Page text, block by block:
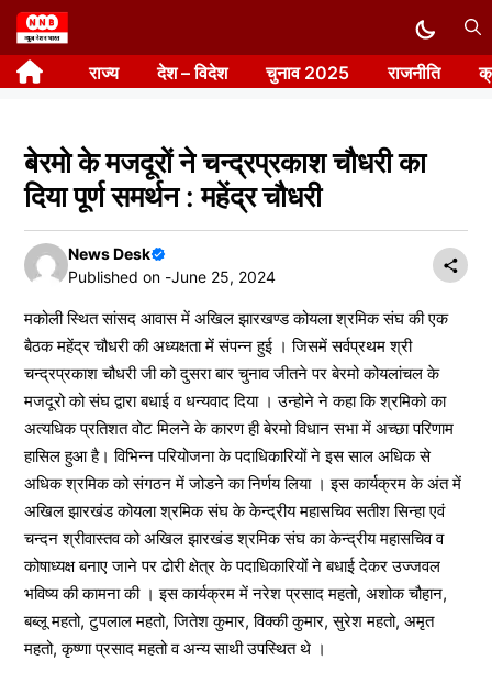
Skip
to
content राज्य देश – विदेश चुनाव 2025 राजनीति
बेरमो के मजदूरों ने चन्द्रप्रकाश चौधरी का
दिया पूर्ण समर्थन : महेंद्र चौधरी
News Desk
Published on -June 25, 2024
मकोली स्थित सांसद आवास में अखिल झारखण्ड कोयला श्रमिक संघ की एक
बैठक महेंद्र चौधरी की अध्यक्षता में संपन्न हुई । जिसमें सर्वप्रथम श्री
चन्द्रप्रकाश चौधरी जी को दुसरा बार चुनाव जीतने पर बेरमो कोयलांचल के
मजदूरो को संघ द्वारा बधाई व धन्यवाद दिया । उन्होने ने कहा कि श्रमिको का
अत्यधिक प्रतिशत वोट मिलने के कारण ही बेरमो विधान सभा में अच्छा परिणाम
हासिल हुआ है। विभिन्न परियोजना के पदाधिकारियों ने इस साल अधिक से
अधिक श्रमिक को संगठन में जोडने का निर्णय लिया । इस कार्यक्रम के अंत में
अखिल झारखंड कोयला श्रमिक संघ के केन्द्रीय महासचिव सतीश सिन्हा एवं
चन्दन श्रीवास्तव को अखिल झारखंड श्रमिक संघ का केन्द्रीय महासचिव व
कोषाध्यक्ष बनाए जाने पर ढोरी क्षेत्र के पदाधिकारियों ने बधाई देकर उज्जवल
भविष्य की कामना की । इस कार्यक्रम में नरेश प्रसाद महतो, अशोक चौहान,
बब्लू महतो, टुपलाल महतो, जितेश कुमार, विक्की कुमार, सुरेश महतो, अमृत
महतो, कृष्णा प्रसाद महतो व अन्य साथी उपस्थित थे ।